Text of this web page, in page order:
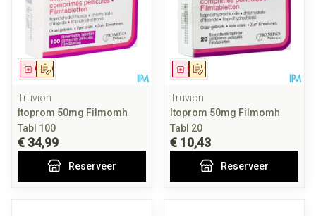
Op voorschrift
Geneesmiddel
Truvion
Itoprom 50mg Filmomh
Tabl 100
€ 34,99
Reserveer
Op voorschrift
Geneesmiddel
Truvion
Itoprom 50mg Filmomh
Tabl 20
€ 10,43
Reserveer